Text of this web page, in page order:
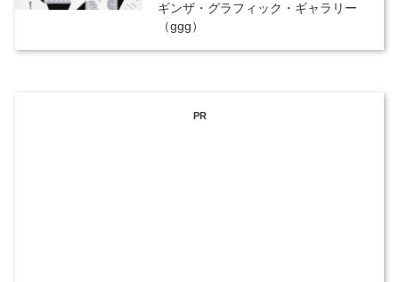
ギンザ・グラフィック・ギャラリー
（ggg）
PR